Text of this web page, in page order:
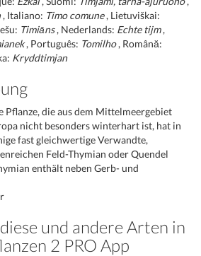
, Italiano: Timo comune, Lietuviškai:
Timiāns, Nederlands: Echte tijm,
, Português: Tomilho, Română:
Kryddtimjan
Pflanze, die aus dem Mittelmeergebiet
nicht besonders winterhart ist, hat in
fast gleichwertige Verwandte,
Feld-Thymian oder Quendel
enthält neben Gerb- und
und andere Arten in
2 PRO App